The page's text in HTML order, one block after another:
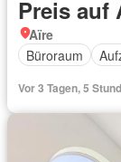
Preis auf
Aïre
Büroraum
Vor 3 Tagen, 5